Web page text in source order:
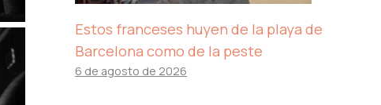
Estos franceses huyen de la playa de
Barcelona como de la peste
6 de agosto de 2026